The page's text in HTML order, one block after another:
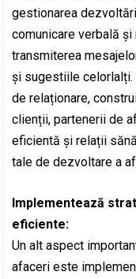
gestionarea
comunicare verbală
transmiterea
și sugestiile
de relaționare,
clienții, partenerii de
eficientă și relații
tale de dezvoltare a
Implementează
eficiente:
Un alt aspect
afaceri este